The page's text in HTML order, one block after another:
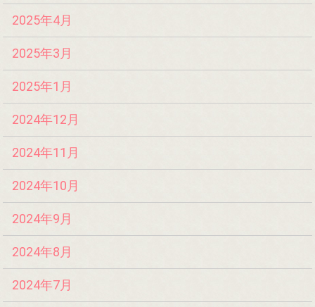
2025年4月
2025年3月
2025年1月
2024年12月
2024年11月
2024年10月
2024年9月
2024年8月
2024年7月